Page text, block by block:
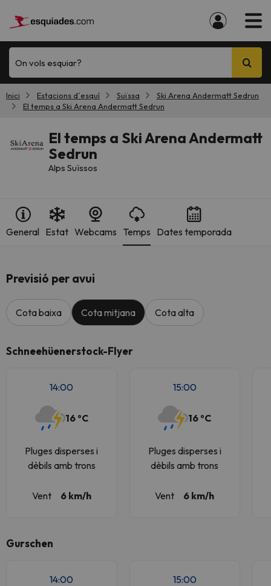
On vols esquiar?
Inici Estacions d´esquí Suïssa
Ski Arena Andermatt Sedrun
El temps a Ski Arena Andermatt Sedrun
El temps a Ski Arena Andermatt
Sedrun
Alps Suïssos
General Estat Webcams Temps Dates temporada
Previsió per avui
Cota baixa Cota mitjana Cota alta
Schneehüenerstock-Flyer
14:00
16 ºC
Pluges disperses i
dèbils amb trons
Vent 6 km/h
15:00
16 ºC
Pluges disperses i
dèbils amb trons
Vent 6 km/h
Gurschen
14:00 15:00